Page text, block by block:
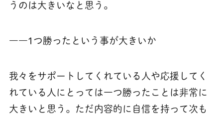
うのは大きいなと思う。
――1つ勝ったという事が大きいか
我々をサポートしてくれている人や応援してく
れている人にとっては一つ勝ったことは非常に
大きいと思う。ただ内容的に自信を持って次も